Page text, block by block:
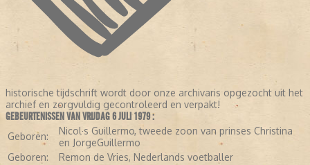
historische tijdschrift wordt door onze archivaris opgezocht uit het
archief en zorgvuldig gecontroleerd en verpakt!
GEBEURTENISSEN VAN VRIJDAG 6 JULI 1979 :
Geboren:
Nicol·s Guillermo, tweede zoon van prinses Christina
en JorgeGuillermo
Geboren:
Remon de Vries, Nederlands voetballer